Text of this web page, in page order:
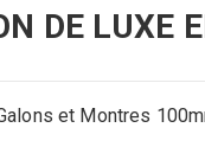
DE LUXE
et Montres